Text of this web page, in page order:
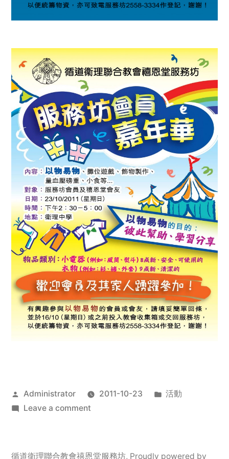
Posted
by
Administrator 2011-10-23
Posted
活動
Leave a commenton
服
循道衛理聯合教會禧恩堂服務坊, Proudly powered by